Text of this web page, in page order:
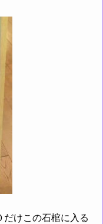
けこの石棺に入る